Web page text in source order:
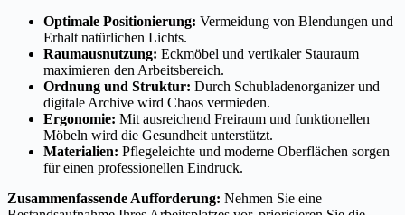
Optimale Positionierung: Vermeidung von Blendungen und
Erhalt natürlichen Lichts.
Raumausnutzung: Eckmöbel und vertikaler Stauraum
maximieren den Arbeitsbereich.
Ordnung und Struktur: Durch Schubladenorganizer und
digitale Archive wird Chaos vermieden.
Ergonomie: Mit ausreichend Freiraum und funktionellen
Möbeln wird die Gesundheit unterstützt.
Materialien: Pflegeleichte und moderne Oberflächen sorgen
für einen professionellen Eindruck.
Zusammenfassende Aufforderung: Nehmen Sie eine